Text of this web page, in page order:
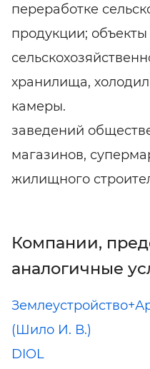
переработке
продукции;
хранилища,
камеры.
заведений
магазинов,
жилищного
Компании,
аналогичные
(Шило И. В.)
DIOL